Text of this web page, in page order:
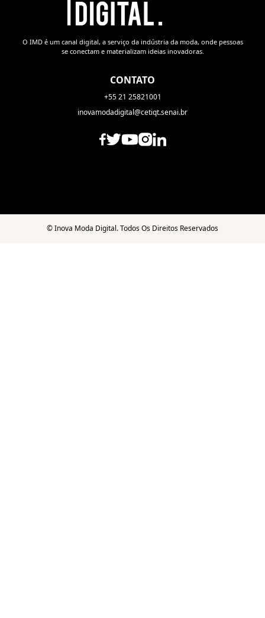
O IMD é um canal digital, a serviço da indústria da moda, onde pessoas
se conectam e materializam ideias inovadoras.
CONTATO
+55 21 25821001
inovamodadigital@cetiqt.senai.br
©Inova Moda Digital. Todos Os Direitos Reservados